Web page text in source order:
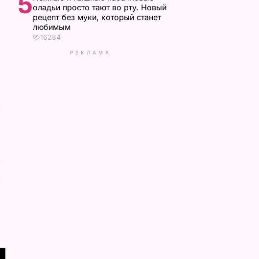
оладьи просто тают во рту. Новый
рецепт без муки, который станет
любимым
16284
РЕКЛАМА